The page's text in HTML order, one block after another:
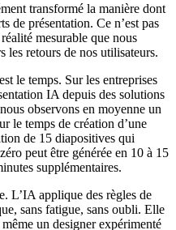
transformé la manière dont
de présentation. Ce n’est pas
mesurable que nous
les retours de nos utilisateurs.
le temps. Sur les entreprises
IA depuis des solutions
observons en moyenne un
le temps de création d’une
de 15 diapositives qui
peut être générée en 10 à 15
supplémentaires.
L’IA applique des règles de
sans fatigue, sans oubli. Elle
un designer expérimenté